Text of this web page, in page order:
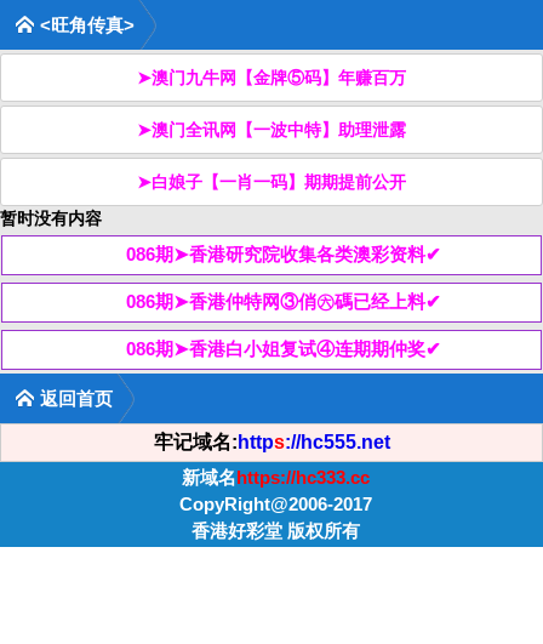
<旺角传真>
➤澳门九牛网【金牌⑤码】年赚百万
➤澳门全讯网【一波中特】助理泄露
➤白娘子【一肖一码】期期提前公开
暂时没有内容
086期➤香港研究院收集各类澳彩资料✔
086期➤香港仲特网③俏㊅碼已经上料✔
086期➤香港白小姐复试④连期期仲奖✔
返回首页
牢记域名: https://hc555.net
新域名https://hc333.cc
CopyRight@2006-2017
香港好彩堂 版权所有